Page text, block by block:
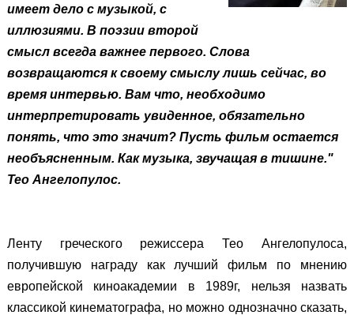
имеет дело с музыкой, с
иллюзиями. В поэзии второй
смысл всегда важнее первого. Слова
возвращаются к своему смыслу лишь сейчас, во
время интервью. Вам что, необходимо
интерпретировать увиденное, обязательно
понять, что это значит? Пусть фильм остается
необъясненным. Как музыка, звучащая в тишине."
Тео Ангелопулос.
Ленту греческого режиссера Тео Ангелопулоса,
получившую награду как лучший фильм по мнению
европейской киноакадемии в 1989г, нельзя назвать
классикой кинематографа, но можно однозначно сказать,